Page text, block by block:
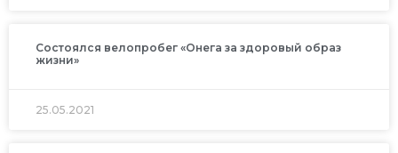
Состоялся велопробег «Онега за здоровый образ
жизни»
25.05.2021